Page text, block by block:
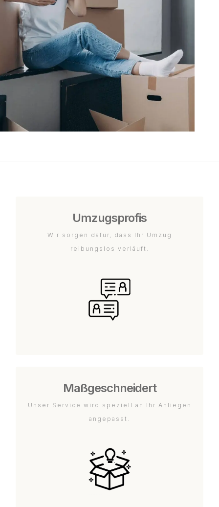
Umzugsprofis
Wir sorgen dafür, dass Ihr Umzug
reibungslos verläuft.
Maßgeschneidert
Unser Service wird speziell an Ihr Anliegen
angepasst.